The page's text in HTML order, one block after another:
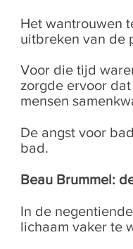
Het wantrouwen
uitbreken van de
Voor die tijd
zorgde ervoor
mensen
De angst voor
bad.
Beau Brummel:
In de
lichaam vaker te